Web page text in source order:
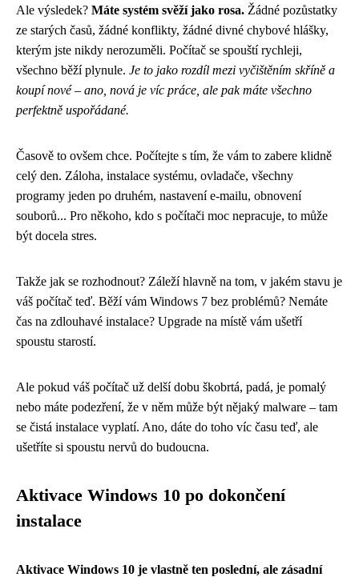
Ale výsledek? Máte systém svěží jako rosa. Žádné pozůstatky
ze starých časů, žádné konflikty, žádné divné chybové hlášky,
kterým jste nikdy nerozuměli. Počítač se spouští rychleji,
všechno běží plynule. Je to jako rozdíl mezi vyčištěním skříně a
koupí nové – ano, nová je víc práce, ale pak máte všechno
perfektně uspořádané.
Časově to ovšem chce. Počítejte s tím, že vám to zabere klidně
celý den. Záloha, instalace systému, ovladače, všechny
programy jeden po druhém, nastavení e-mailu, obnovení
souborů... Pro někoho, kdo s počítači moc nepracuje, to může
být docela stres.
Takže jak se rozhodnout? Záleží hlavně na tom, v jakém stavu je
váš počítač teď. Běží vám Windows 7 bez problémů? Nemáte
čas na zdlouhavé instalace? Upgrade na místě vám ušetří
spoustu starostí.
Ale pokud váš počítač už delší dobu škobrtá, padá, je pomalý
nebo máte podezření, že v něm může být nějaký malware – tam
se čistá instalace vyplatí. Ano, dáte do toho víc času teď, ale
ušetříte si spoustu nervů do budoucna.
Aktivace Windows 10 po dokončení
instalace
Aktivace Windows 10 je vlastně ten poslední, ale zásadní